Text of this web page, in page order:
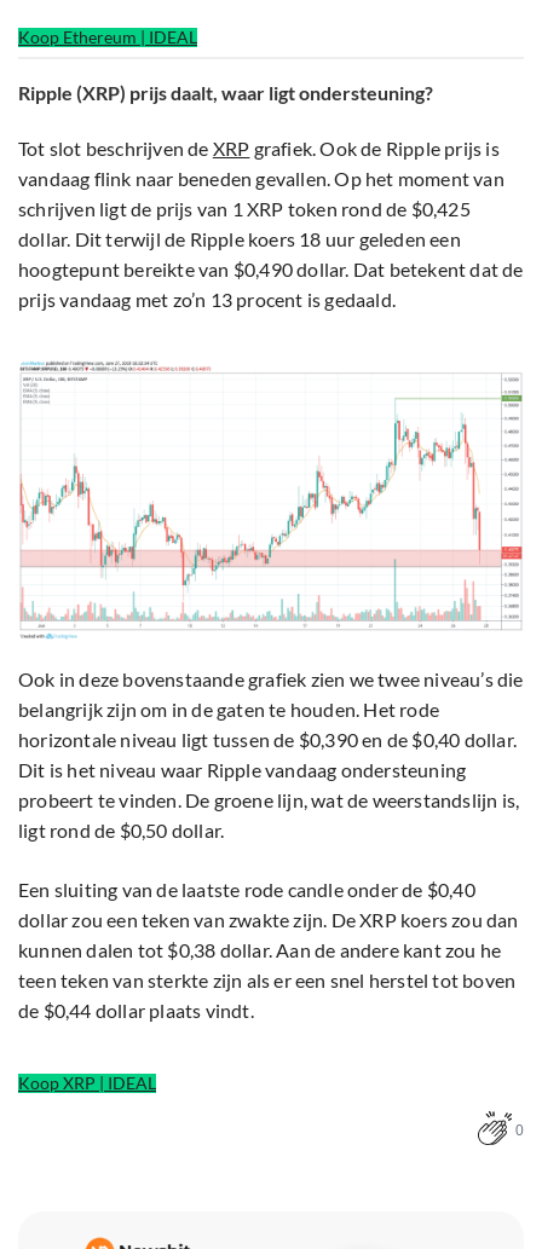
Koop Ethereum | IDEAL
Ripple (XRP) prijs daalt, waar ligt ondersteuning?
Tot slot beschrijven de XRP grafiek. Ook de Ripple prijs is
vandaag flink naar beneden gevallen. Op het moment van
schrijven ligt de prijs van 1 XRP token rond de $0,425
dollar. Dit terwijl de Ripple koers 18 uur geleden een
hoogtepunt bereikte van $0,490 dollar. Dat betekent dat de
prijs vandaag met zo’n 13 procent is gedaald.
Ook in deze bovenstaande grafiek zien we twee niveau’s die
belangrijk zijn om in de gaten te houden. Het rode
horizontale niveau ligt tussen de $0,390 en de $0,40 dollar.
Dit is het niveau waar Ripple vandaag ondersteuning
probeert te vinden. De groene lijn, wat de weerstandslijn is,
ligt rond de $0,50 dollar.
Een sluiting van de laatste rode candle onder de $0,40
dollar zou een teken van zwakte zijn. De XRP koers zou dan
kunnen dalen tot $0,38 dollar. Aan de andere kant zou he
teen teken van sterkte zijn als er een snel herstel tot boven
de $0,44 dollar plaats vindt.
Koop XRP | IDEAL
0